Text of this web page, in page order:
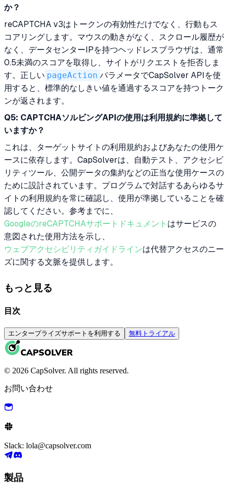
か？
reCAPTCHA v3はトークンの有効性だけでなく、行動もス
コアリングします。マウスの動きがなく、スクロール履歴が
なく、データセンターIPを持つヘッドレスブラウザは、通常
0.5未満のスコアを取得し、サイトがリクエストを拒否しま
す。正しい pageAction パラメータでCapSolver APIを使
用すると、標準的なしきい値を通過するスコアを持つトーク
ンが返されます。
Q5: CAPTCHAソルビングAPIの使用は利用規約に準拠して
いますか？
これは、ターゲットサイトの利用規約およびあなたの使用ケ
ースに依存します。CapSolverは、自動テスト、アクセシビ
リティツール、公開データの集約などの正当な使用ケースの
ために設計されています。プログラムで対話するあらゆるサ
イトの利用規約を常に確認し、使用が準拠していることを確
認してください。参考までに、
GoogleのreCAPTCHAサポートドキュメント はサービスの
意図された使用方法を示し、
ウェブアクセシビリティガイドラインは代替アクセスのニー
ズに関する文脈を提供します。
もっと見る
目次
エンタープライズサポートを利用する 無料トライアル
© 2026 CapSolver. All rights reserved.
お問い合わせ
Slack: lola@capsolver.com
製品